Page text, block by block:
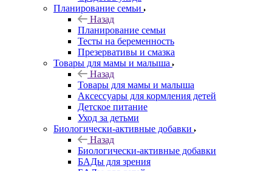
Планирование семьи
Назад
Планирование семьи
Тесты на беременность
Презервативы и смазка
Товары для мамы и малыша
Назад
Товары для мамы и малыша
Аксессуары для кормления детей
Детское питание
Уход за детьми
Биологически-активные добавки
Назад
Биологически-активные добавки
БАДы для зрения